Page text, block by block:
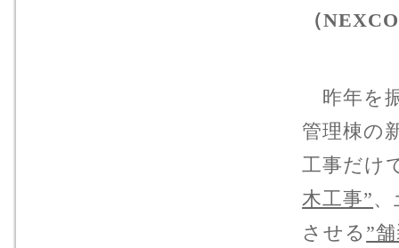
（
昨年を
管理棟の
工事だけ
木工事”
させる ”